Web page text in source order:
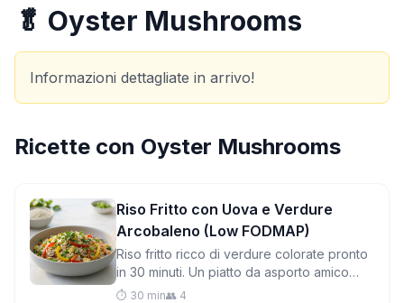
🥬 Oyster Mushrooms
Informazioni dettagliate in arrivo!
Ricette con Oyster Mushrooms
Riso Fritto con Uova e Verdure
Arcobaleno (Low FODMAP)
Riso fritto ricco di verdure colorate pronto
in 30 minuti. Un piatto da asporto amico
dell'intestino, più fresco, più sano e più
⏱️ 30 min👥 4